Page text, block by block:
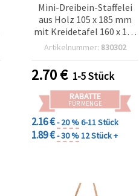
Mini-Dreibein-Staffelei
aus Holz 105 x 185 mm
mit Kreidetafel 160 x 120
mm
Artikelnummer: 830302
2.70€ 1-5 Stück
RABATTE
FÜR MENGE
2.16 €- 20 %6-11 Stück
1.89 €- 30 %12 Stück +